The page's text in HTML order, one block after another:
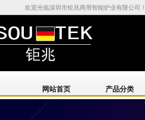
欢迎光临深圳市钜兆商用智能炉业有限公司
网站首页 产品分类